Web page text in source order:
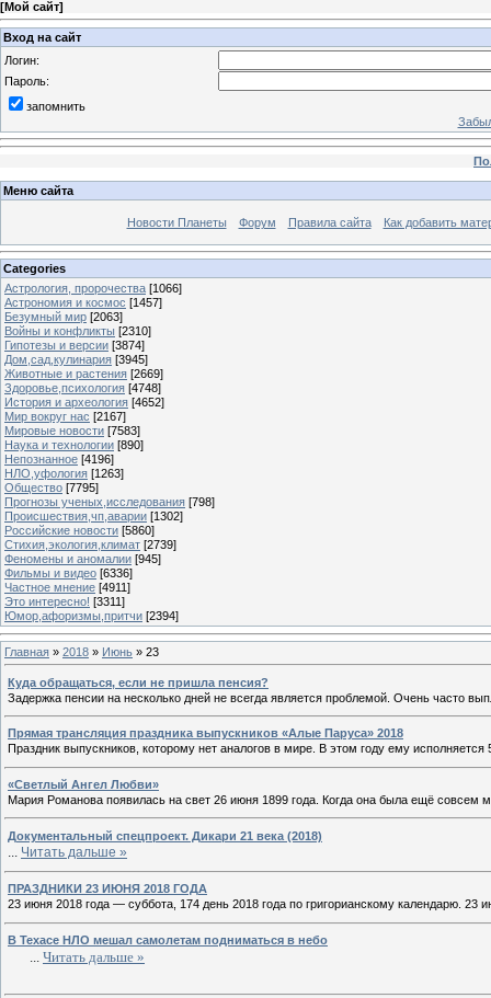
[Мой сайт]
Вход на сайт
Логин:
Пароль:
запомнить
Меню сайта
Новости Планеты Форум Правила сайта Как добавить
Categories
Астрология, пророчества [1066]
Астрономия и космос [1457]
Безумный мир [2063]
Войны и конфликты [2310]
Гипотезы и версии [3874]
Дом,сад,кулинария [3945]
Животные и растения [2669]
Здоровье,психология [4748]
История и археология [4652]
Мир вокруг нас [2167]
Мировые новости [7583]
Наука и технологии [890]
Непознанное [4196]
НЛО,уфология [1263]
Общество [7795]
Прогнозы ученых,исследования [798]
Происшествия,чп,аварии [1302]
Российские новости [5860]
Стихия,экология,климат [2739]
Феномены и аномалии [945]
Фильмы и видео [6336]
Частное мнение [4911]
Это интересно! [3311]
Юмор,афоризмы,притчи [2394]
Главная » 2018 » Июнь » 23
Куда обращаться, если не пришла пенсия?
Задержка пенсии на несколько дней не всегда является проблемой. Очень часто
Прямая трансляция праздника выпускников «Алые Паруса» 2018
Праздник выпускников, которому нет аналогов в мире. В этом году ему
«Светлый Ангел Любви»
Мария Романова появилась на свет 26 июня 1899 года. Когда она была ещё совсем
Документальный спецпроект. Дикари 21 века (2018)
Читать дальше »
ПРАЗДНИКИ 23 ИЮНЯ 2018 ГОДА
23 июня 2018 года — суббота, 174 день 2018 года по григорианскому календарю.
В Техасе НЛО мешал самолетам подниматься в небо
Читать дальше »